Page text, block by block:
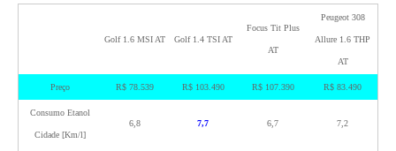
Golf 1.6 MSI AT Golf 1.4 TSI AT
Focus Tit Plus
AT
Peugeot 308
Allure 1.6 THP
AT
Preço R$ 78.539 R$ 103.490 R$ 107.390 R$ 83.490
Consumo Etanol
Cidade [Km/l]
6,8 7,7 6,7 7,2